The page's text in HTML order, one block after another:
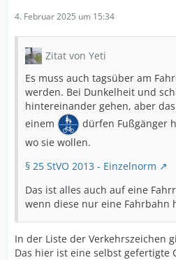
4. Februar 2025 um 15:34
Zitat von Yeti
Es muss auch tagsüber am
werden. Bei Dunkelheit und
hintereinander gehen, aber
einem
dürfen Fußgänger
wo sie wollen.
§ 25 StVO 2013 - Einzelnorm
Das ist alles auch auf eine
wenn diese nur eine Fahrbahn
In der Liste der Verkehrszeichen
Das hier ist eine selbst gefertigte